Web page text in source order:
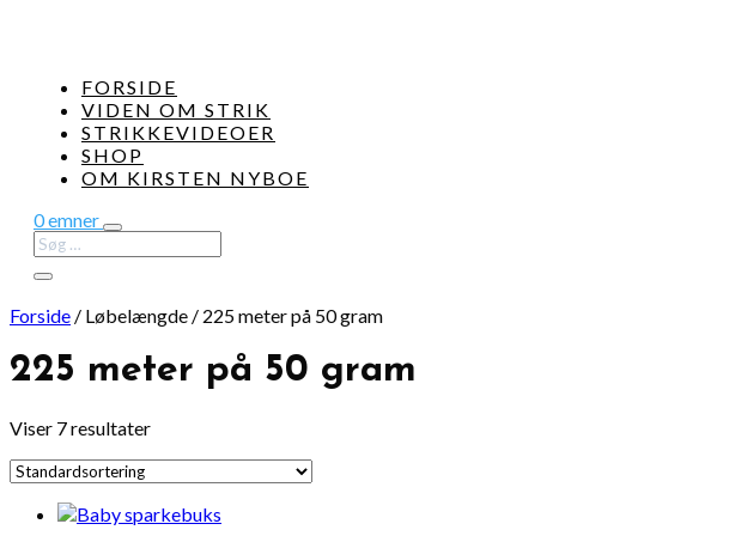
FORSIDE
VIDEN OM STRIK
STRIKKEVIDEOER
SHOP
OM KIRSTEN NYBOE
0 emner
Forside / Løbelængde / 225 meter på 50 gram
225 meter på 50 gram
Viser 7 resultater